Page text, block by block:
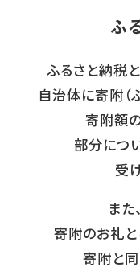
ふ
ふるさと納税
自治体に寄附（
寄附額
部分につ
受
また
寄附のお礼と
寄附と